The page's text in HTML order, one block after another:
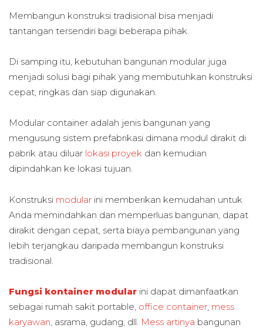
Membangun konstruksi tradisional bisa menjadi
tantangan tersendiri bagi beberapa pihak.
Di samping itu, kebutuhan bangunan modular juga
menjadi solusi bagi pihak yang membutuhkan konstruksi
cepat, ringkas dan siap digunakan.
Modular container adalah jenis bangunan yang
mengusung sistem prefabrikasi dimana modul dirakit di
pabrik atau diluar lokasi proyek dan kemudian
dipindahkan ke lokasi tujuan.
Konstruksi modular ini memberikan kemudahan untuk
Anda memindahkan dan memperluas bangunan, dapat
dirakit dengan cepat, serta biaya pembangunan yang
lebih terjangkau daripada membangun konstruksi
tradisional.
Fungsi kontainer modular ini dapat dimanfaatkan
sebagai rumah sakit portable, office container, mess
karyawan, asrama, gudang, dll. Mess artinya bangunan